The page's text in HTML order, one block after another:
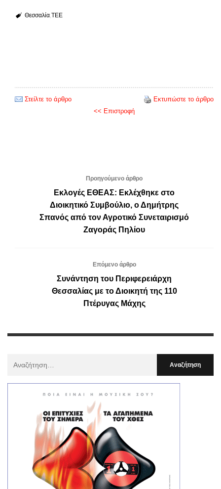
Θεσσαλία ΤΕΕ
Στείλτε το άρθρο
Εκτυπώστε το άρθρο
<< Επιστροφή
Προηγούμενο άρθρο
Εκλογές ΕΘΕΑΣ: Εκλέχθηκε στο
Διοικητικό Συμβούλιο, ο Δημήτρης
Σπανός από τον Αγροτικό Συνεταιρισμό
Ζαγοράς Πηλίου
Επόμενο άρθρο
Συνάντηση του Περιφερειάρχη
Θεσσαλίας με το Διοικητή της 110
Πτέρυγας Μάχης
: